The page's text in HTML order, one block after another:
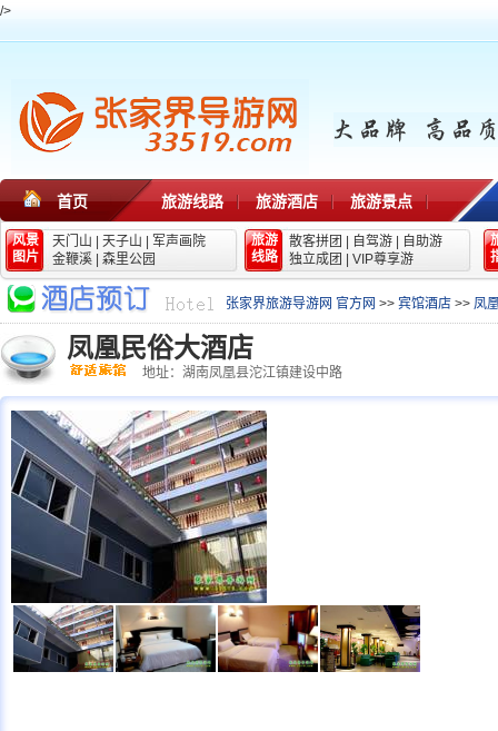
/>
首页 旅游线路 旅游酒店 旅游景点
风景
图片
天门山 天子山
军声画院
金鞭溪
森里公园
旅游
线路
散客拼团 自驾游
自助游
独立成团
VIP尊享游
张家界旅游导游网 官方网 >> 宾馆酒店 >> 凤
凤凰民俗大酒店
地址：湖南凤凰县沱江镇建设中路